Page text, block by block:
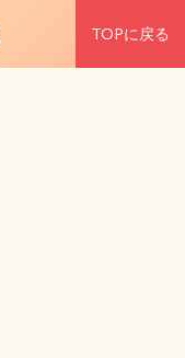
TOPに戻る